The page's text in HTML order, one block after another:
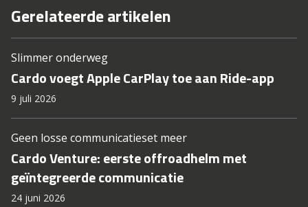
Gerelateerde artikelen
Slimmer onderweg
Cardo voegt Apple CarPlay toe aan Ride-app
9 juli 2026
Geen losse communicatieset meer
Cardo Venture: eerste offroadhelm met
geïntegreerde communicatie
24 juni 2026